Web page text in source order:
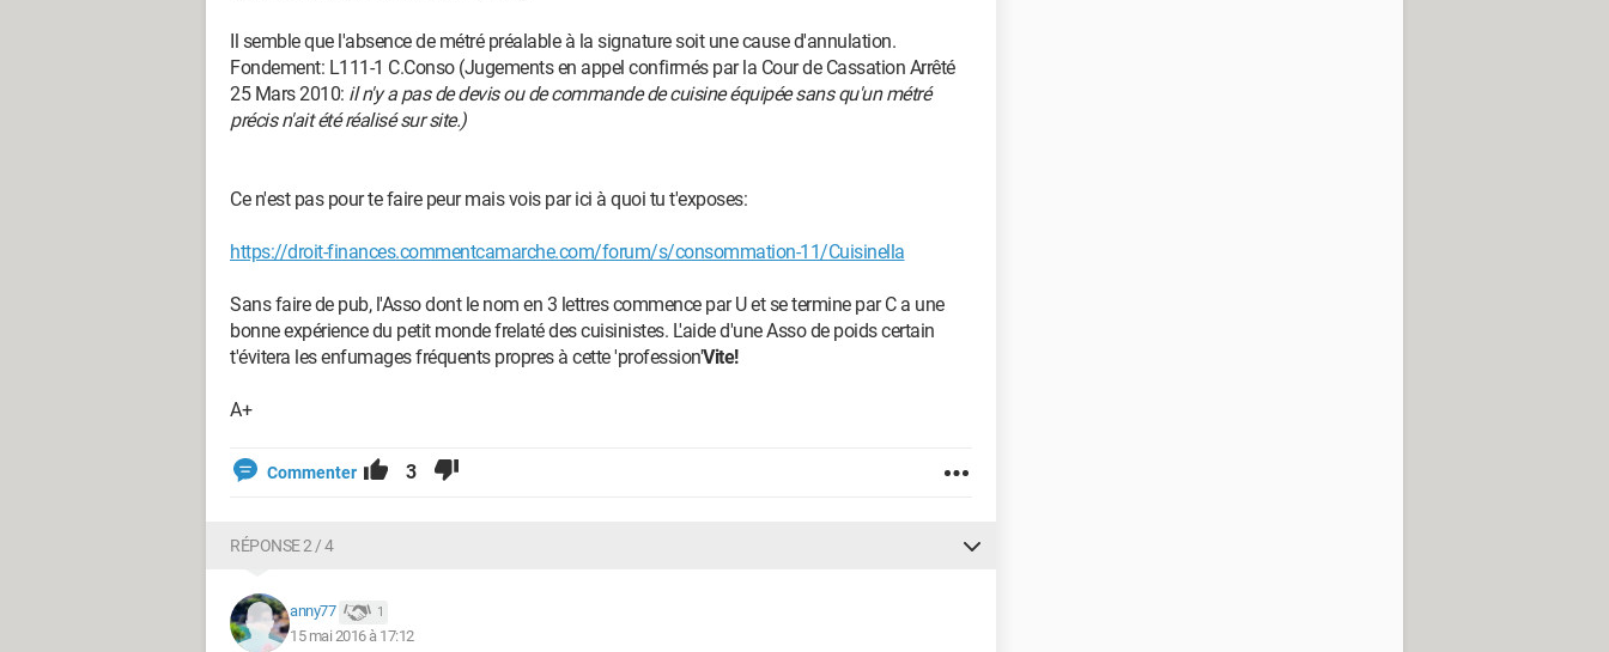
Il semble que l'absence de métré préalable à la signature soit une cause d'annulation.
Fondement: L111-1 C.Conso (Jugements en appel confirmés par la Cour de Cassation Arrêté
25 Mars 2010: il n'y a pas de devis ou de commande de cuisine équipée sans qu'un métré
précis n'ait été réalisé sur site.)
Ce n'est pas pour te faire peur mais vois par ici à quoi tu t'exposes:
https://droit-finances.commentcamarche.com/forum/s/consommation-11/Cuisinella
Sans faire de pub, l'Asso dont le nom en 3 lettres commence par U et se termine par C a une
bonne expérience du petit monde frelaté des cuisinistes. L'aide d'une Asso de poids certain
t'évitera les enfumages fréquents propres à cette 'profession'Vite!
A+
Commenter 3
RÉPONSE 2 / 4
anny77 1
15 mai 2016 à 17:12